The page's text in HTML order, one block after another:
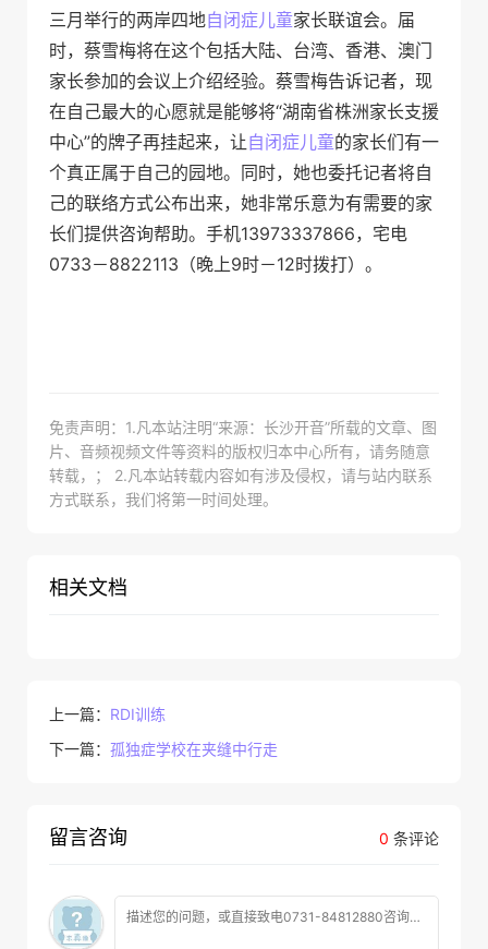
三月举行的两岸四地自闭症儿童家长联谊会。届
时，蔡雪梅将在这个包括大陆、台湾、香港、澳门
家长参加的会议上介绍经验。蔡雪梅告诉记者，现
在自己最大的心愿就是能够将“湖南省株洲家长支援
中心”的牌子再挂起来，让自闭症儿童的家长们有一
个真正属于自己的园地。同时，她也委托记者将自
己的联络方式公布出来，她非常乐意为有需要的家
长们提供咨询帮助。手机13973337866，宅电
0733－8822113（晚上9时－12时拨打）。
免责声明：1.凡本站注明“来源：长沙开音”所载的文章、图
片、音频视频文件等资料的版权归本中心所有，请务随意
转载，； 2.凡本站转载内容如有涉及侵权，请与站内联系
方式联系，我们将第一时间处理。
相关文档
上一篇： RDI训练
下一篇： 孤独症学校在夹缝中行走
0 条评论
留言咨询